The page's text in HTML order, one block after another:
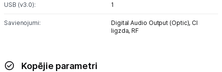
USB (v3.0): 1
Savienojumi: Digital Audio Output (Optic), CI
ligzda, RF
Kopējie parametri